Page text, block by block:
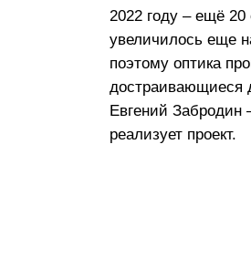
2022 году – ещё
увеличилось еще
поэтому оптика
достраивающиеся
Евгений Забродин
реализует проект.